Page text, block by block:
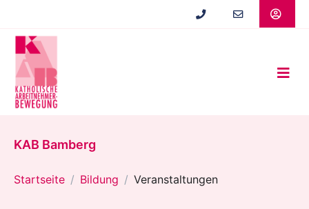
springen
KAB Bamberg
Startseite Bildung Veranstaltungen